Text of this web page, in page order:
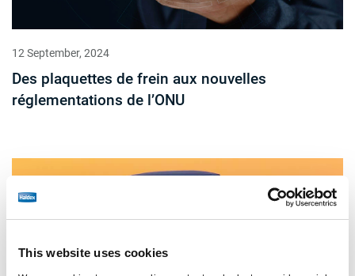
This website uses cookies
12 September, 2024
Des plaquettes de frein aux nouvelles
réglementations de l’ONU